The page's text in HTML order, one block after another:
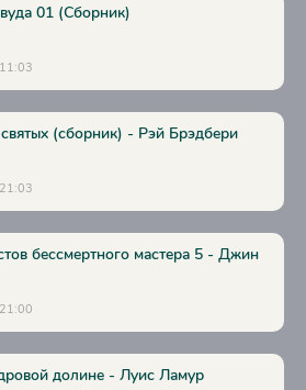
01 (Сборник)
(сборник) - Рэй Брэдбери
бессмертного мастера 5 - Джин
долине - Луис Ламур